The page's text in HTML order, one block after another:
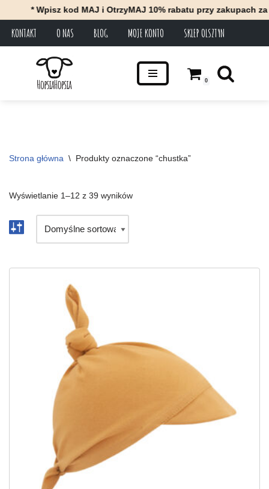
Wpisz kod MAJ i OtrzyMAJ 10% rabatu przy zakupach za
KONTAKT O NAS BLOG MOJE KONTO SKLEP OLSZTYN
0
Strona główna \ Produkty oznaczone “chustka”
Wyświetlanie 1–12 z 39 wyników